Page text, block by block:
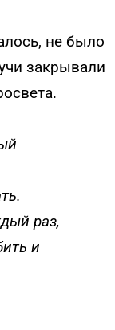
не было
закрывали
раз,
и